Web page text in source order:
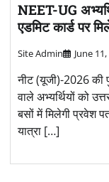
NEET-UG
एडमिट कार्ड पर
Site Admin June
नीट (यूजी)-2026 की
वाले अभ्यर्थियों को
बसों में मिलेगी प्रवेश
यात्रा […]